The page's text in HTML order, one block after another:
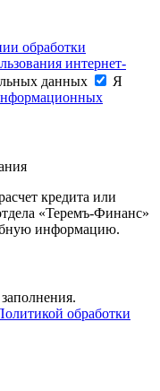
обработки
интернет-
данных
Я
кредита или
«Теремъ-Финанс»
информацию.
обработки